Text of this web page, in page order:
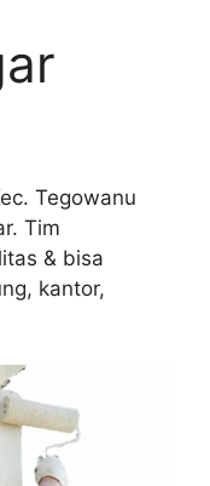
Tegowanu
Tim
& bisa
kantor,